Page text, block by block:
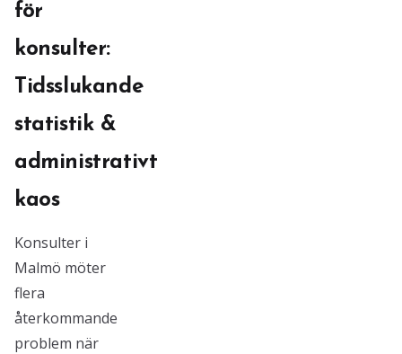
för
konsulter:
Tidsslukande
statistik &
administrativt
kaos
Konsulter i
Malmö möter
flera
återkommande
problem när